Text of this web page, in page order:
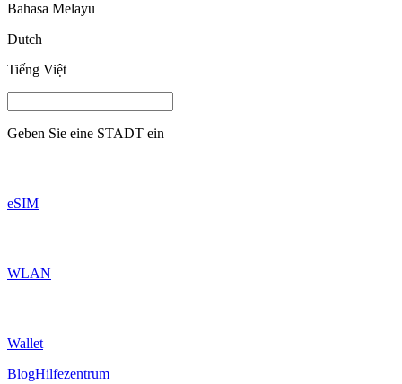
Bahasa Melayu
Dutch
Tiếng Việt
Geben Sie eine STADT ein
eSIM
WLAN
Wallet
BlogHilfezentrum